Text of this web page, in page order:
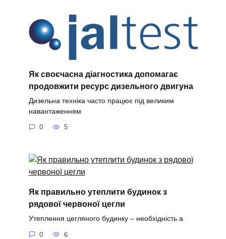
Як своєчасна діагностика допомагає
продовжити ресурс дизельного двигуна
Дизельна техніка часто працює під великим
навантаженням
0 5
Як правильно утеплити будинок з
рядової червоної цегли
Утеплення цегляного будинку – необхідність а
0 6